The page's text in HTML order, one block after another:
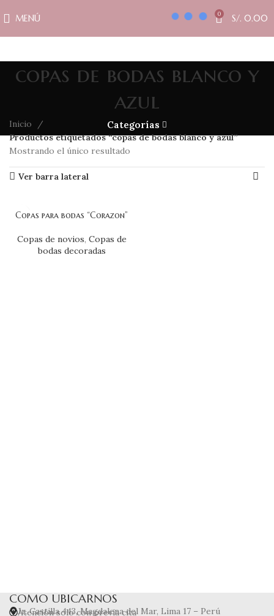
MENÚ 0 S/. 0.00
copas de bodas blanco y
azul
Categorías
Inicio
Productos etiquetados “copas de bodas blanco y azul”
Mostrando el único resultado
Ver barra lateral
Copas para bodas “Corazon”
Copas de novios, Copas de
bodas decoradas
COMO UBICARNOS
Jr. Castilla 443, Magdalena del Mar, Lima 17 – Perú
Atención solo con previa cita